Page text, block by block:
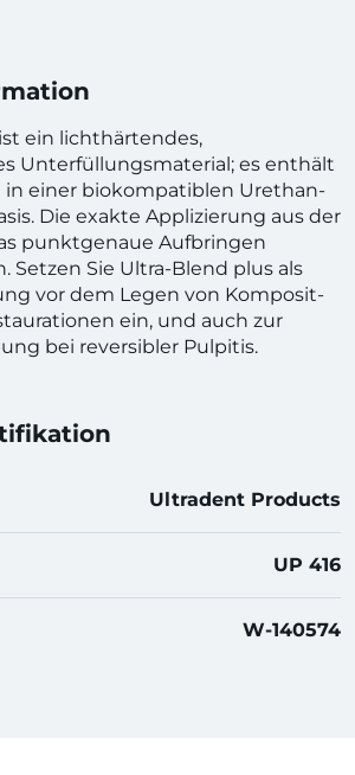
ein lichthärtendes,
Unterfüllungsmaterial; es enthält
in einer biokompatiblen Urethan-
Die exakte Applizierung aus der
punktgenaue Aufbringen
Setzen Sie Ultra-Blend plus als
vor dem Legen von Komposit-
ein, und auch zur
bei reversibler Pulpitis.
Ultradent Products
UP 416
W-140574